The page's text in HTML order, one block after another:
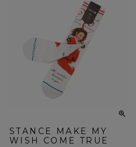
STANCE MAKE MY
WISH COME TRUE